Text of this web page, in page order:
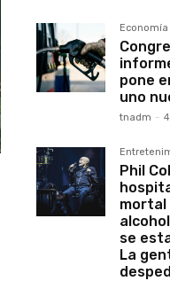
pone
uno
tnadm -
Phil
mortal
se
La